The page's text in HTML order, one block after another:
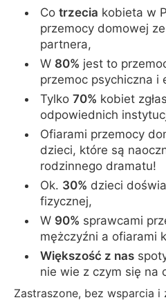
Co trzecia kobieta w
przemocy domowej
partnera,
W 80% jest to
przemoc psychiczna i
Tylko 70% kobiet
odpowiednich
Ofiarami przemocy
dzieci, które są
rodzinnego dramatu!
Ok. 30% dzieci
fizycznej,
W 90% sprawcami
mężczyźni a ofiarami
Większość z nas
nie wie z czym się na
Zastraszone, bez wsparcia i